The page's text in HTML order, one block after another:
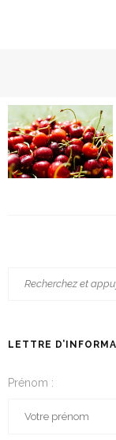
LETTRE
Prénom :